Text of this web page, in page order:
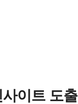
이트 도출